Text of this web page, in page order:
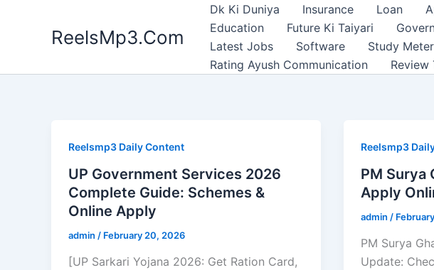
ReelsMp3.Com
Dk Ki Duniya Insurance Loan
Education
Future Ki Taiyari
Latest Jobs
Software Study
Rating Ayush Communication
Review
Reelsmp3 Daily Content
UP Government Services 2026
Complete Guide: Schemes &
Online Apply
admin / February 20, 2026
[UP Sarkari Yojana 2026: Get Ration Card,
Reelsmp3
PM Surya
Apply
admin /
PM Surya
Update: